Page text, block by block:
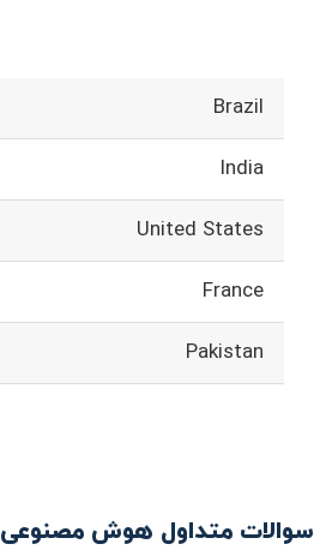
Brazil
India
United States
France
Pakistan
سوالات متداول هوش مصنوعی Video To Blog